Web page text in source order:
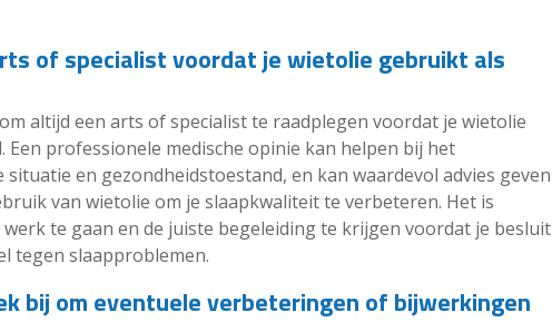
of specialist voordat je wietolie gebruikt als
altijd een arts of specialist te raadplegen voordat je wietolie
Een professionele medische opinie kan helpen bij het
en gezondheidstoestand, en kan waardevol advies geven
van wietolie om je slaapkwaliteit te verbeteren. Het is
te gaan en de juiste begeleiding te krijgen voordat je besluit
tegen slaapproblemen.
bij om eventuele verbeteringen of bijwerkingen